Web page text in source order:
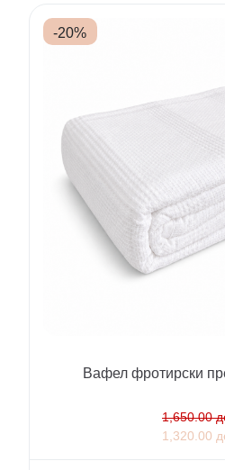
-20%
Вафел фротирски
1,650.00
1,320.00